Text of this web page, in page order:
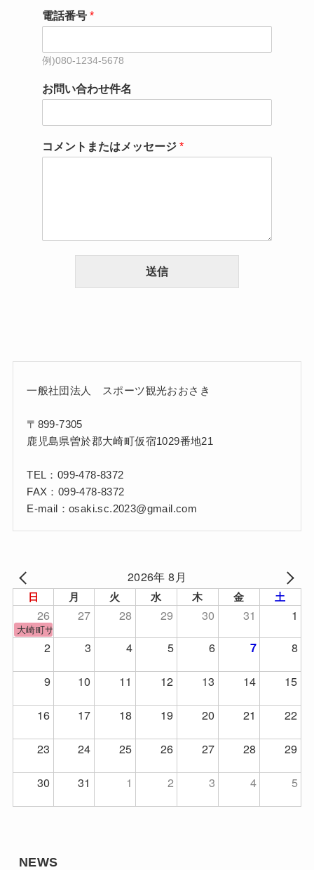
電話番号*
お問い合わせ件名
コメントまたはメッセージ*
送信
一般社団法人 スポーツ観光おおさき
〒899-7305
鹿児島県曽於郡大崎町仮宿1029番地21
TEL：099-478-8372
FAX：099-478-8372
E-mail：osaki.sc.2023@gmail.com
2026年 8月
日 月 火 水 木 金 土
26 27 28 29 30 31 1
大崎町サッカーフェスティバル
2 3 4 5 6 7
8
9
10 11 12 13 14
15
16
17 18 19 20 21
22
23
24 25 26 27 28
29
30
31 1 2 3 4 5
NEWS